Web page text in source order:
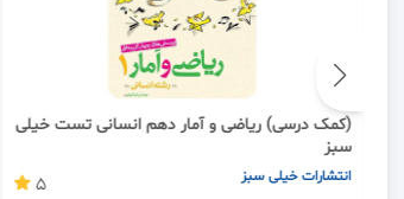
(کمک درسی) ریاضی و آمار دهم انسانی تست خیلی
سبز
انتشارات خیلی سبز 5